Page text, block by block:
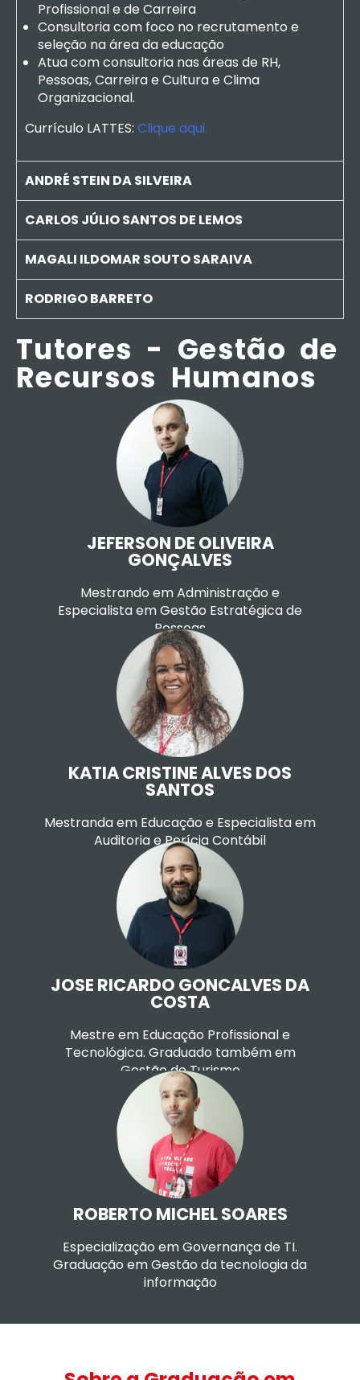
Profissional e de Carreira
Consultoria com foco no recrutamento e
seleção na área da educação
Atua com consultoria nas áreas de RH,
Pessoas, Carreira e Cultura e Clima
Organizacional.
Currículo LATTES: Clique aqui.
ANDRÉ STEIN DA SILVEIRA
CARLOS JÚLIO SANTOS DE LEMOS
MAGALI ILDOMAR SOUTO SARAIVA
RODRIGO BARRETO
Tutores - Gestão de
Recursos Humanos
JEFERSON DE OLIVEIRA
GONÇALVES
Mestrando em Administração e
Especialista em Gestão Estratégica de
Pessoas
Currículo LATTES
KATIA CRISTINE ALVES DOS
SANTOS
Mestranda em Educação e Especialista em
Auditoria e Perícia Contábil
Currículo LATTES
JOSE RICARDO GONCALVES DA
COSTA
Mestre em Educação Profissional e
Tecnológica. Graduado também em
Gestão de Turismo
Currículo LATTES
ROBERTO MICHEL SOARES
Especialização em Governança de TI.
Graduação em Gestão da tecnologia da
informação
Currículo LATTES